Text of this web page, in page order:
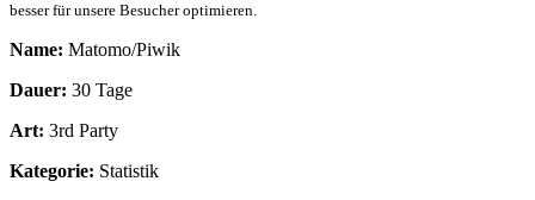
besser für unsere Besucher optimieren.
Name: Matomo/Piwik
Dauer: 30 Tage
Art: 3rd Party
Kategorie: Statistik